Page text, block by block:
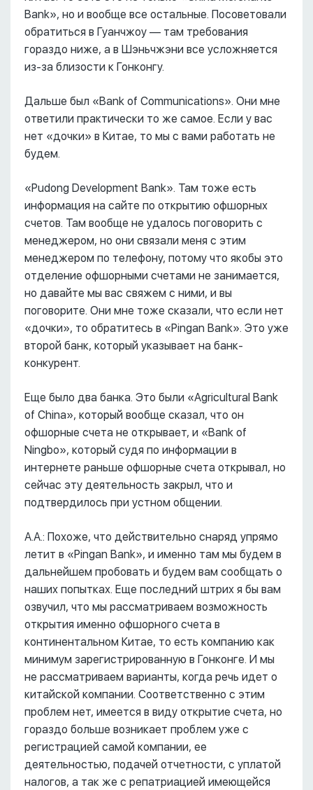
Bank», но и вообще все остальные. Посоветовали
обратиться в Гуанчжоу –– там требования
гораздо ниже, а в Шэньчжэни все усложняется
из-за близости к Гонконгу.
Дальше был «Bank of Communications». Они мне
ответили практически то же самое. Если у вас
нет «дочки» в Китае, то мы с вами работать не
будем.
«Pudong Development Bank». Там тоже есть
информация на сайте по открытию офшорных
счетов. Там вообще не удалось поговорить с
менеджером, но они связали меня с этим
менеджером по телефону, потому что якобы это
отделение офшорными счетами не занимается,
но давайте мы вас свяжем с ними, и вы
поговорите. Они мне тоже сказали, что если нет
«дочки», то обратитесь в «Pingan Bank». Это уже
второй банк, который указывает на банк-
конкурент.
Еще было два банка. Это были «Agricultural Bank
of China», который вообще сказал, что он
офшорные счета не открывает, и «Bank of
Ningbo», который судя по информации в
интернете раньше офшорные счета открывал, но
сейчас эту деятельность закрыл, что и
подтвердилось при устном общении.
А.А.: Похоже, что действительно снаряд упрямо
летит в «Pingan Bank», и именно там мы будем в
дальнейшем пробовать и будем вам сообщать о
наших попытках. Еще последний штрих я бы вам
озвучил, что мы рассматриваем возможность
открытия именно офшорного счета в
континентальном Китае, то есть компанию как
минимум зарегистрированную в Гонконге. И мы
не рассматриваем варианты, когда речь идет о
китайской компании. Соответственно с этим
проблем нет, имеется в виду открытие счета, но
гораздо больше возникает проблем уже с
регистрацией самой компании, ее
деятельностью, подачей отчетности, с уплатой
налогов, а так же с репатриацией имеющейся